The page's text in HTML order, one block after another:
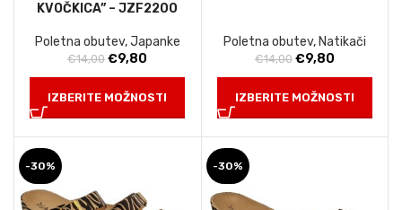
KVOČKICA” – JZF2200
Poletna obutev,Japanke
€14,00 Izvirna
cena
je
€9,80
cena
je:
IZBERITE MOŽNOSTI
Poletna obutev, Natikači
€14,00 Izvirna
cena
je
€9,80Trenutna
cena
je:
IZBERITE MOŽNOSTI
-30% -30%